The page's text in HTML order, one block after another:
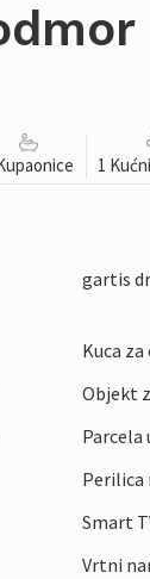
1
gartis
Kuca
Objekt
Parcela
Perilica
Smart
Vrtni